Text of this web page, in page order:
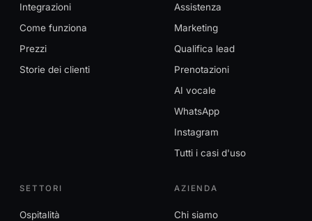
Integrazioni
Come funziona
Prezzi
Storie dei clienti
Assistenza
Marketing
Qualifica lead
Prenotazioni
AI vocale
WhatsApp
Instagram
Tutti i casi d'uso
SETTORI
Ospitalità
AZIENDA
Chi siamo